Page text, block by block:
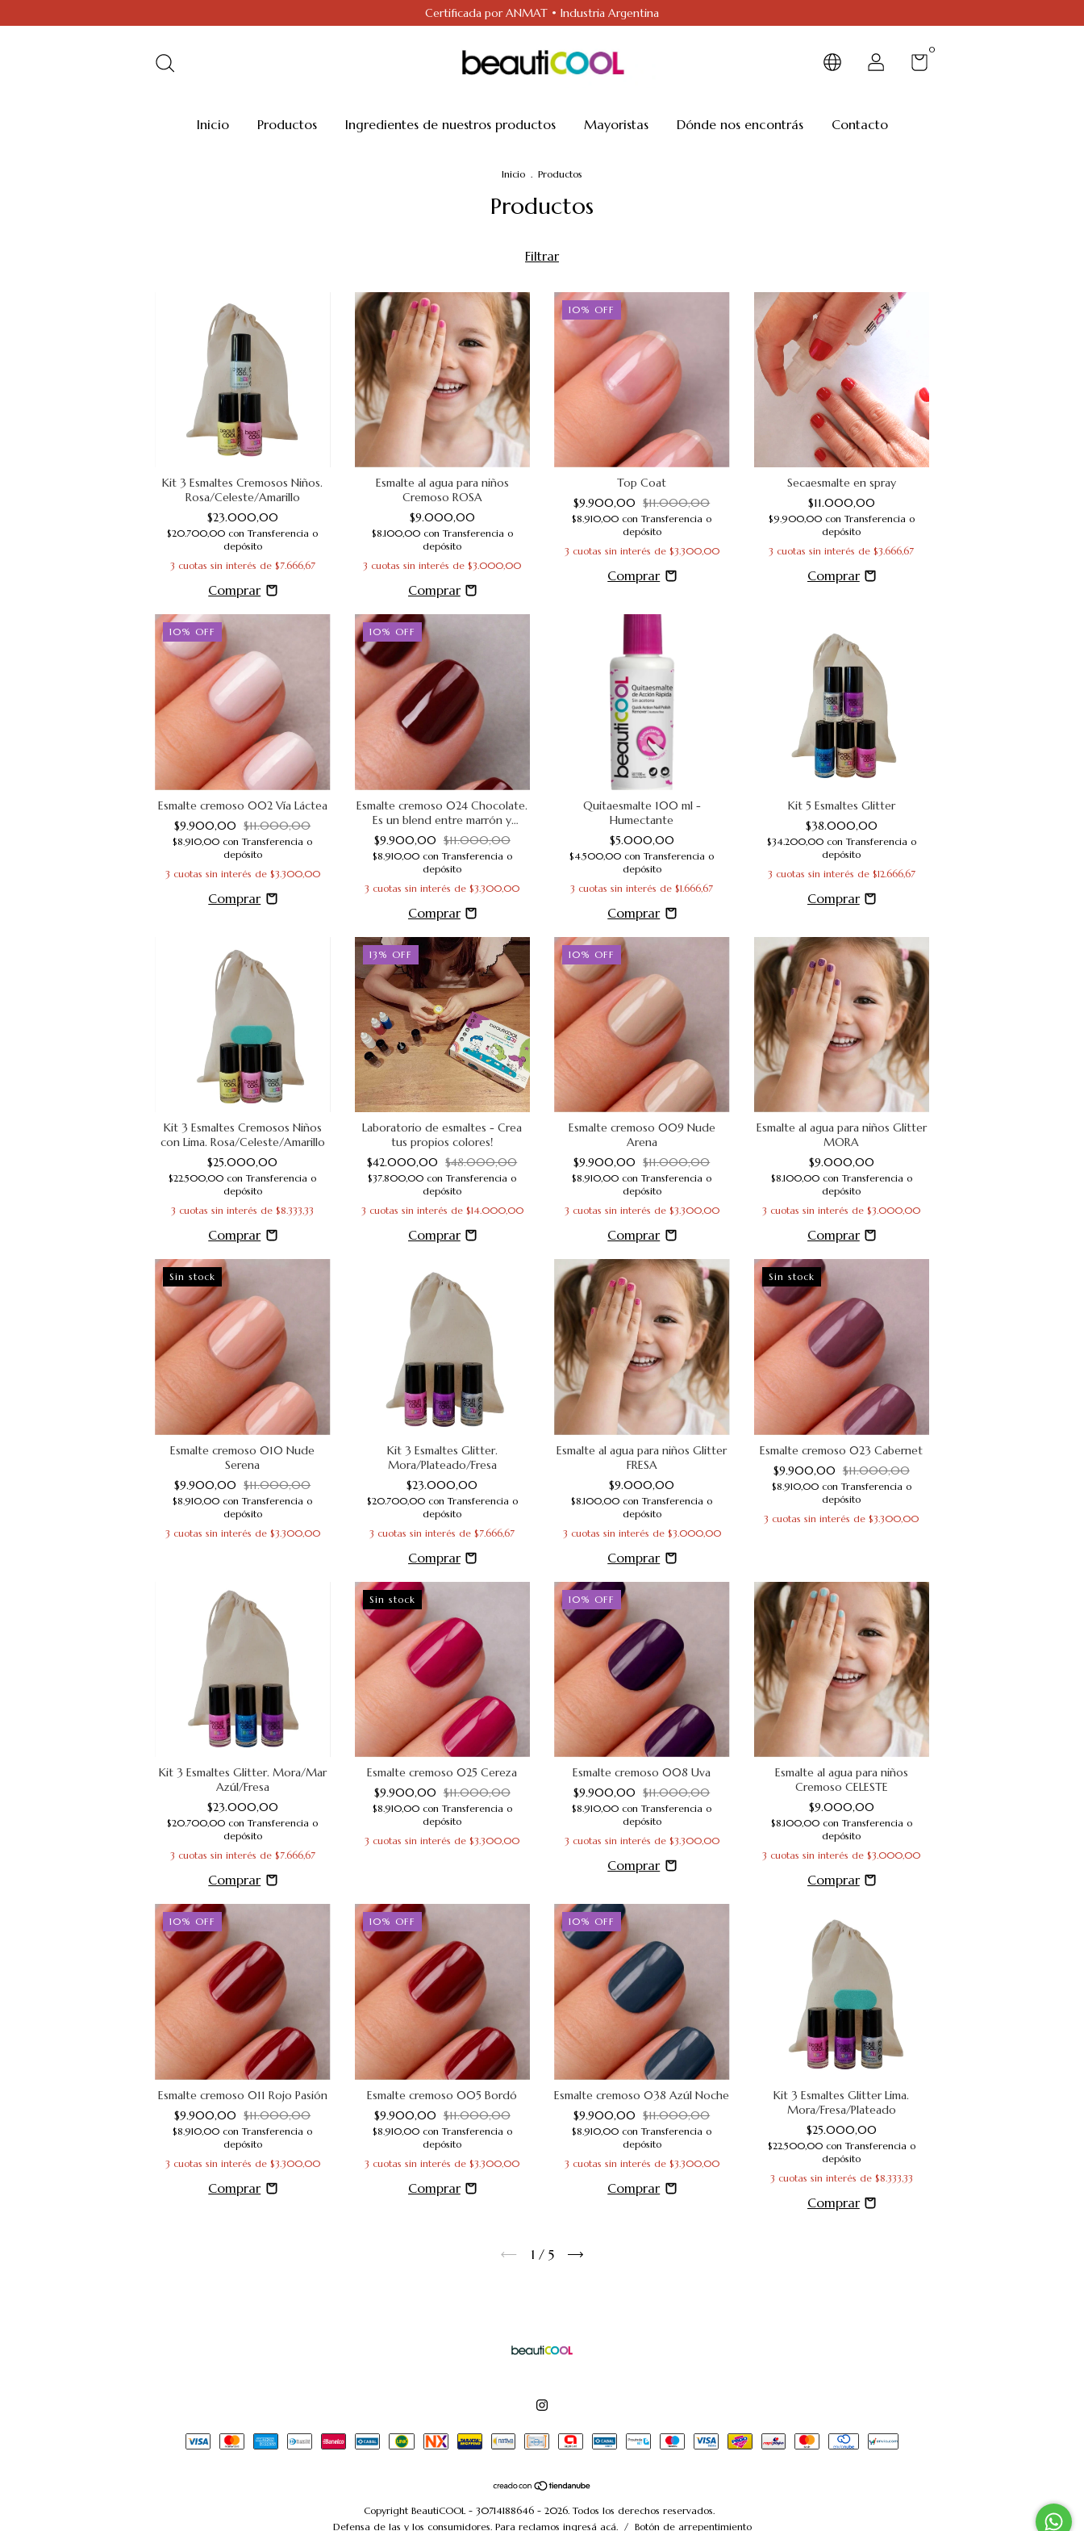
Certificada por ANMAT • Industria Argentina
0
Inicio Productos Ingredientes de nuestros productos Mayoristas Dónde nos encontrás Contacto
Inicio . Productos
Productos
Filtrar
Kit 3 Esmaltes Cremosos Niños.
Rosa/Celeste/Amarillo
$23.000,00
$20.700,00 con Transferencia o
depósito
3 cuotas sin interés de $7.666,67
Esmalte al agua para niños
Cremoso ROSA
$9.000,00
$8.100,00 con Transferencia o
depósito
3 cuotas sin interés de$3.000,00
10% OFF
Top Coat
$9.900,00 $11.000,00
$8.910,00 con Transferencia o
depósito
3 cuotas sin interés de $3.300,00
Secaesmalte en spray
$11.000,00
$9.900,00 con Transferencia o
depósito
3 cuotas sin interés de$3.666,67
10% OFF
Esmalte cremoso 002 Vía Láctea
$9.900,00 $11.000,00
$8.910,00 con Transferencia o
depósito
3 cuotas sin interés de $3.300,00
10% OFF
Esmalte cremoso 024 Chocolate.
Es un blend entre marrón y
borravino
$9.900,00 $11.000,00
$8.910,00 con Transferencia o
depósito
3 cuotas sin interés de$3.300,00
Quitaesmalte 100 ml -
Humectante
$5.000,00
$4.500,00 con Transferencia o
depósito
3 cuotas sin interés de$1.666,67
Kit 5 Esmaltes Glitter
$38.000,00
$34.200,00 con Transferencia o
depósito
3 cuotas sin interés de $12.666,67
Kit 3 Esmaltes Cremosos Niños
con Lima. Rosa/Celeste/Amarillo
$25.000,00
$22.500,00 con Transferencia o
depósito
3 cuotas sin interés de$8.333,33
13 % OFF
Laboratorio de esmaltes - Crea
tus propios colores!
$42.000,00 $48.000,00
$37.800,00 con Transferencia o
depósito
3 cuotas sin interés de $14.000,00
10% OFF
Esmalte cremoso 009 Nude
Arena
$9.900,00 $11.000,00
$8.910,00 con Transferencia o
depósito
3 cuotas sin interés de $3.300,00
Esmalte al agua para niños Glitter
MORA
$9.000,00
$8.100,00 con Transferencia o
depósito
3 cuotas sin interés de$3.000,00
Sin stock
Esmalte cremoso 010 Nude
Serena
$9.900,00 $11.000,00
$8.910,00 con Transferencia o
depósito
3 cuotas sin interés de $3.300,00
Kit 3 Esmaltes Glitter.
Mora/Plateado/Fresa
$23.000,00
$20.700,00 con Transferencia o
depósito
3 cuotas sin interés de$7.666,67
Esmalte al agua para niños Glitter
FRESA
$9.000,00
$8.100,00 con Transferencia o
depósito
3 cuotas sin interés de $3.000,00
Sin stock
Esmalte cremoso 023 Cabernet
$9.900,00 $11.000,00
$8.910,00 con Transferencia o
depósito
3 cuotas sin interés de$3.300,00
Kit 3 Esmaltes Glitter. Mora/Mar
Azúl/Fresa
$23.000,00
$20.700,00 con Transferencia o
depósito
3 cuotas sin interés de $7.666,67
Sin stock
Esmalte cremoso 025 Cereza
$9.900,00 $11.000,00
$8.910,00 con Transferencia o
depósito
3 cuotas sin interés de$3.300,00
10% OFF
Esmalte cremoso 008 Uva
$9.900,00 $11.000,00
$8.910,00 con Transferencia o
depósito
3 cuotas sin interés de $3.300,00
Esmalte al agua para niños
Cremoso CELESTE
$9.000,00
$8.100,00 con Transferencia o
depósito
3 cuotas sin interés de$3.000,00
10% OFF
Esmalte cremoso 011 Rojo Pasión
$9.900,00 $11.000,00
$8.910,00 con Transferencia o
depósito
3 cuotas sin interés de $3.300,00
10% OFF
Esmalte cremoso 005 Bordó
$9.900,00 $11.000,00
$8.910,00 con Transferencia o
depósito
3 cuotas sin interés de$3.300,00
10% OFF
Esmalte cremoso 038 Azúl Noche
$9.900,00 $11.000,00
$8.910,00 con Transferencia o
depósito
3 cuotas sin interés de $3.300,00
Kit 3 Esmaltes Glitter Lima.
Mora/Fresa/Plateado
$25.000,00
$22.500,00 con Transferencia o
depósito
3 cuotas sin interés de $8.333,33
1 / 5
Copyright BeautiCOOL - 30714188646 - 2026. Todos los derechos reservados.
Defensa de las y los consumidores. Para reclamos ingresá acá. / Botón de arrepentimiento